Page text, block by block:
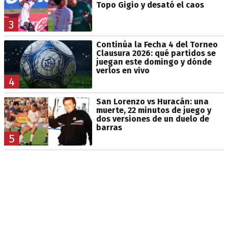
3
Topo Gigio y desató el caos
4
Continúa la Fecha 4 del Torneo
Clausura 2026: qué partidos se
juegan este domingo y dónde
verlos en vivo
5
San Lorenzo vs Huracán: una
muerte, 22 minutos de juego y
dos versiones de un duelo de
barras